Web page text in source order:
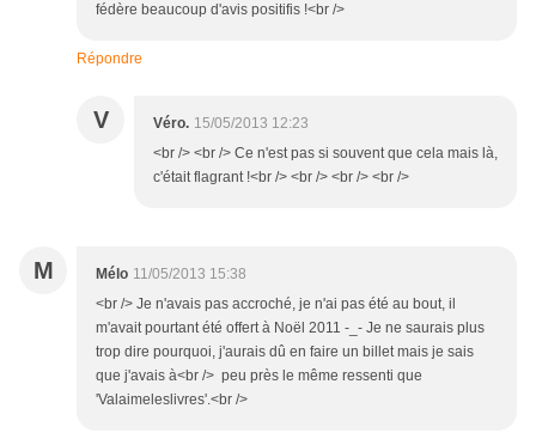
fédère beaucoup d'avis positifis !<br />
Répondre
V Véro. 15/05/2013 12:23
<br /> <br /> Ce n'est pas si souvent que cela mais là,
c'était flagrant !<br /> <br /> <br /> <br />
M Mélo 11/05/2013 15:38
<br /> Je n'avais pas accroché, je n'ai pas été au bout, il
m'avait pourtant été offert à Noël 2011 -_- Je ne saurais plus
trop dire pourquoi, j'aurais dû en faire un billet mais je sais
que j'avais à<br /> peu près le même ressenti que
'Valaimeleslivres'.<br />